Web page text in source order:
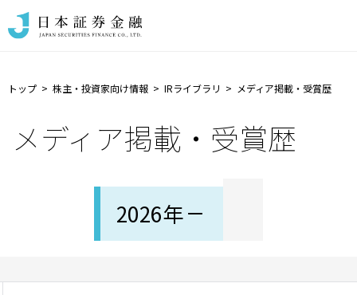
トップ 株主・投資家向け情報 IRライブラリ メディア掲載・受賞歴
メディア掲載・受賞歴
2026年